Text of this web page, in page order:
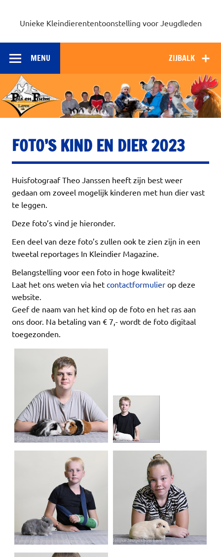
Unieke Kleindierententoonstelling voor Jeugdleden
ZIJBALK
MENU
FOTO’S KIND EN DIER 2023
Huisfotograaf Theo Janssen heeft zijn best weer
gedaan om zoveel mogelijk kinderen met hun dier vast
te leggen.
Deze foto’s vind je hieronder.
Een deel van deze foto’s zullen ook te zien zijn in een
tweetal reportages In Kleindier Magazine.
Belangstelling voor een foto in hoge kwaliteit?
Laat het ons weten via het contactformulier op deze
website.
Geef de naam van het kind op de foto en het ras aan
ons door. Na betaling van € 7,- wordt de foto digitaal
toegezonden.